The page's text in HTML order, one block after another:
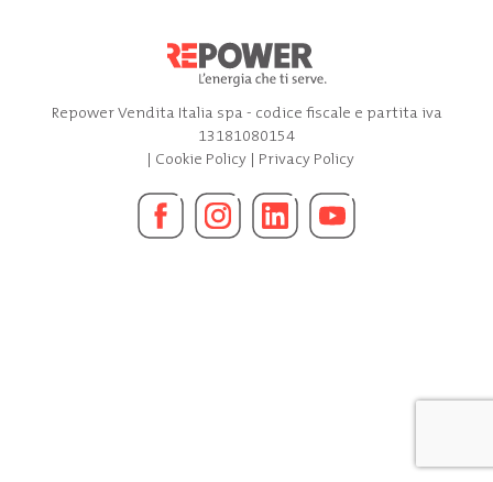
Repower Vendita Italia spa - codice fiscale e partita iva
13181080154
| Cookie Policy| Privacy Policy